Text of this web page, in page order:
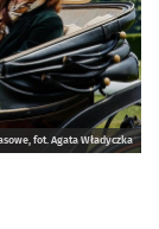
fot. Agata Władyczka